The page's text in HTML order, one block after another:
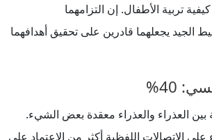
تربية الأطفال. إن التزامهما
الجيد يجعلهما قادرين على تحقيق أهدافهما
بين العذراء والعذراء معقدة بعض الشيء.
على الاتصالات اللفظية أكثر من الاعتماد على